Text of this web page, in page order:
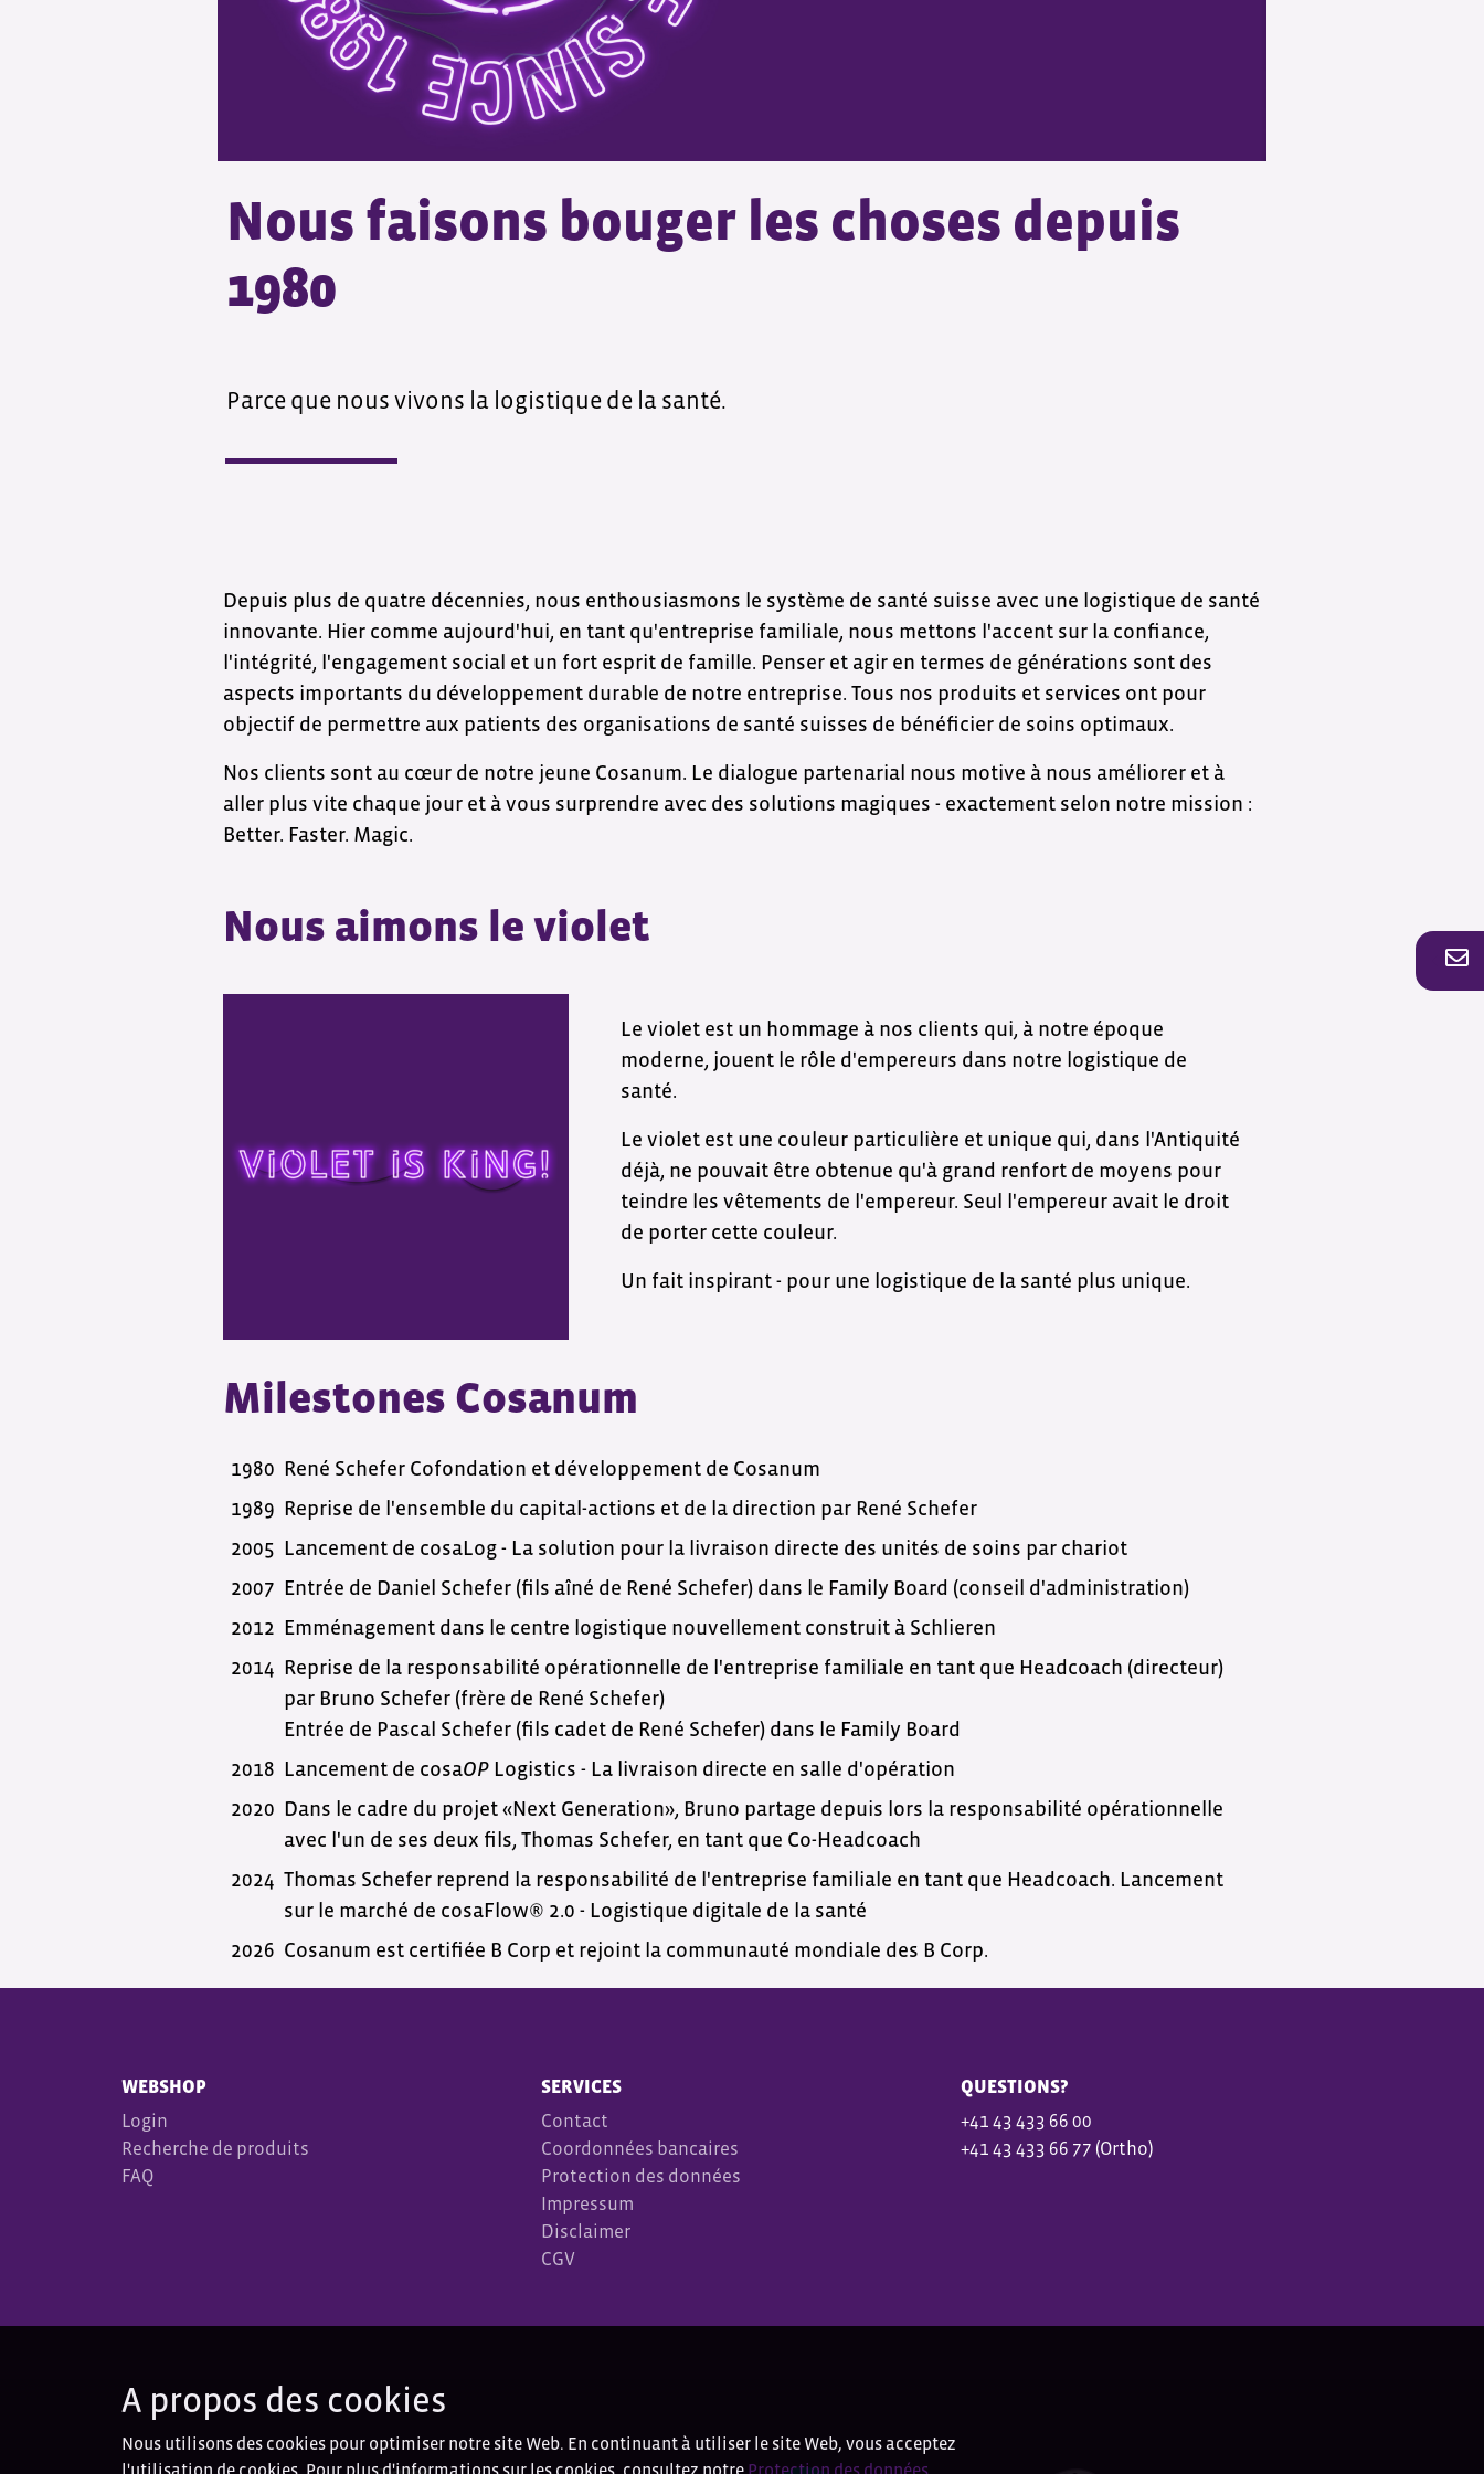
Nous faisons bouger les choses depuis
1980
Parce que nous vivons la logistique de la santé.
Depuis plus de quatre décennies, nous enthousiasmons le système de santé suisse avec une logistique de santé
innovante. Hier comme aujourd'hui, en tant qu'entreprise familiale, nous mettons l'accent sur la confiance,
l'intégrité, l'engagement social et un fort esprit de famille. Penser et agir en termes de générations sont des
aspects importants du développement durable de notre entreprise. Tous nos produits et services ont pour
objectif de permettre aux patients des organisations de santé suisses de bénéficier de soins optimaux.
Nos clients sont au cœur de notre jeune Cosanum. Le dialogue partenarial nous motive à nous améliorer et à
aller plus vite chaque jour et à vous surprendre avec des solutions magiques - exactement selon notre mission :
Better. Faster. Magic.
Nous aimons le violet
Le violet est un hommage à nos clients qui, à notre époque
moderne, jouent le rôle d'empereurs dans notre logistique de
santé.
Le violet est une couleur particulière et unique qui, dans l'Antiquité
déjà, ne pouvait être obtenue qu'à grand renfort de moyens pour
teindre les vêtements de l'empereur. Seul l'empereur avait le droit
de porter cette couleur.
Un fait inspirant - pour une logistique de la santé plus unique.
Milestones Cosanum
1980 René Schefer Cofondation et développement de Cosanum
1989 Reprise de l'ensemble du capital-actions et de la direction par René Schefer
2005 Lancement de cosaLog - La solution pour la livraison directe des unités de soins par chariot
2007 Entrée de Daniel Schefer (fils aîné de René Schefer) dans le Family Board (conseil d'administration)
2012 Emménagement dans le centre logistique nouvellement construit à Schlieren
2014 Reprise de la responsabilité opérationnelle de l'entreprise familiale en tant que Headcoach (directeur)
par Bruno Schefer (frère de René Schefer)
Entrée de Pascal Schefer (fils cadet de René Schefer) dans le Family Board
2018 Lancement de cosaOPLogistics - La livraison directe en salle d'opération
2020 Dans le cadre du projet «Next Generation», Bruno partage depuis lors la responsabilité opérationnelle
avec l'un de ses deux fils, Thomas Schefer, en tant que Co-Headcoach
2024 Thomas Schefer reprend la responsabilité de l'entreprise familiale en tant que Headcoach. Lancement
sur le marché de cosaFlow® 2.0 - Logistique digitale de la santé
2026 Cosanum est certifiée B Corp et rejoint la communauté mondiale des B Corp.
WEBSHOP
Login
Recherche de produits
FAQ
SERVICES
Contact
Coordonnées bancaires
Protection des données
Impressum
Disclaimer
CGV
QUESTIONS?
+41 43 433 66 00
+41 43 433 66 77 (Ortho)
A propos des cookies
Nous utilisons des cookies pour optimiser notre site Web. En continuant à utiliser le site Web, vous acceptez
l'utilisation de cookies. Pour plus d'informations sur les cookies, consultez notre Protection des données.